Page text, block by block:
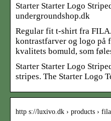
Starter Starter Logo
undergroundshop.dk
Regular fit t-shirt fra
kontrastfarver og logo på
kvalitets bomuld, som
Starter Starter Logo
stripes. The Starter Logo
http s://luxivo.dk › products ›